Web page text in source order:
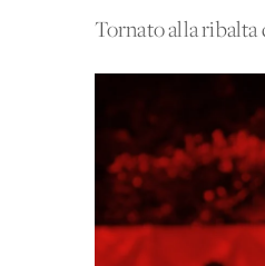
Tornato alla ribalta